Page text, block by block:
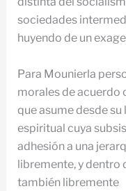
sociedades
huyendo de un
Para Mounierla
morales de acuerdo
que asume desde su
espiritual cuya
adhesión a una
libremente, y dentro
también libremente